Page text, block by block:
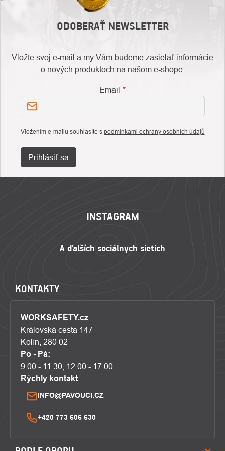
ODOBERAŤ NEWSLETTER
Vložte svoj e-mail a my Vám budeme zasielať informácie
o nových produktoch na našom e-shope.
Email
Vložením e-mailu souhlasíte s podmínkami ochrany osobních údajů
Prihlásiť sa
INSTAGRAM
KONTAKTY
WORKSAFETY.cz
Královská cesta 147
Kolín, 280 02
Po - Pá:
9:00 - 11:30, 12:00 - 17:00
Rýchly kontakt
INFO@PAVOUCI.CZ
+420 773 606 630